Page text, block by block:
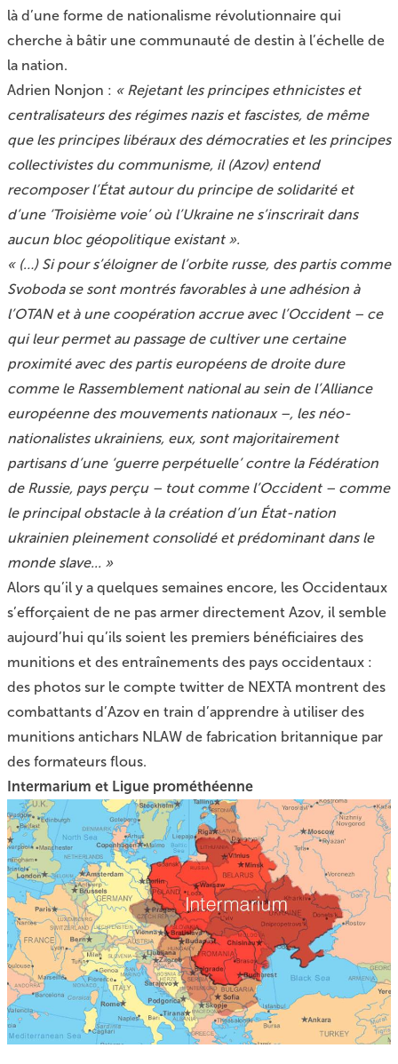
là d’une forme de nationalisme révolutionnaire qui
cherche à bâtir une communauté de destin à l’échelle de
la nation.
Adrien Nonjon : « Rejetant les principes ethnicistes et
centralisateurs des régimes nazis et fascistes, de même
que les principes libéraux des démocraties et les principes
collectivistes du communisme, il (Azov) entend
recomposer l’État autour du principe de solidarité et
d’une ‘Troisième voie’ où l’Ukraine ne s’inscrirait dans
aucun bloc géopolitique existant ».
« (…) Si pour s’éloigner de l’orbite russe, des partis comme
Svoboda se sont montrés favorables à une adhésion à
l’OTAN et à une coopération accrue avec l’Occident – ce
qui leur permet au passage de cultiver une certaine
proximité avec des partis européens de droite dure
comme le Rassemblement national au sein de l’Alliance
européenne des mouvements nationaux –, les néo-
nationalistes ukrainiens, eux, sont majoritairement
partisans d’une ‘guerre perpétuelle’ contre la Fédération
de Russie, pays perçu – tout comme l’Occident – comme
le principal obstacle à la création d’un État-nation
ukrainien pleinement consolidé et prédominant dans le
monde slave... »
Alors qu’il y a quelques semaines encore, les Occidentaux
s’efforçaient de ne pas armer directement Azov, il semble
aujourd’hui qu’ils soient les premiers bénéficiaires des
munitions et des entraînements des pays occidentaux :
des photos sur le compte twitter de NEXTA montrent des
combattants d’Azov en train d’apprendre à utiliser des
munitions antichars NLAW de fabrication britannique par
des formateurs flous.
Intermarium et Ligue prométhéenne